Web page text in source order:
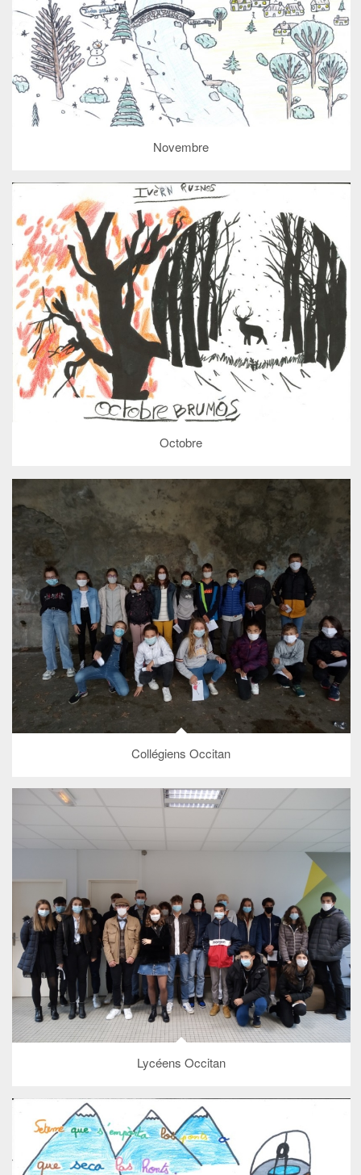
Novembre
Octobre
Collégiens Occitan
Lycéens Occitan